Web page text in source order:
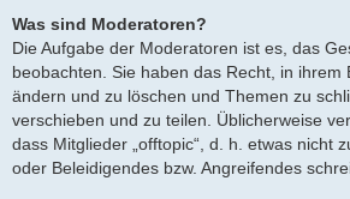
Was sind Moderatoren?
Die Aufgabe der Moderatoren ist es, das
beobachten. Sie haben das Recht, in ihrem
ändern und zu löschen und Themen zu
verschieben und zu teilen. Üblicherweise
dass Mitglieder „offtopic“, d. h. etwas nicht
oder Beleidigendes bzw. Angreifendes